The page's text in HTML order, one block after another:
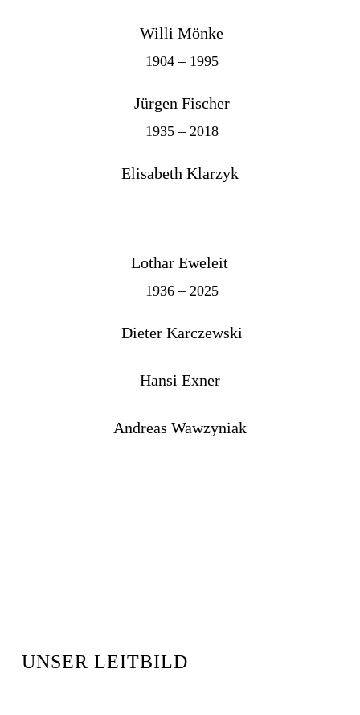
Willi Mönke
1904 – 1995
Jürgen Fischer
1935 – 2018
Elisabeth Klarzyk
Lothar Eweleit
1936 – 2025
Dieter Karczewski
Hansi Exner
Andreas Wawzyniak
UNSER LEITBILD